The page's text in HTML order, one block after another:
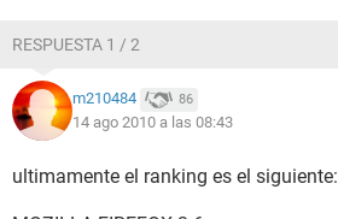
RESPUESTA 1 / 2
m210484 86
14 ago 2010 a las 08:43
ultimamente el ranking es el siguiente: